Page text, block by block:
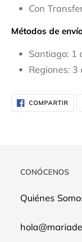
Con
Métodos de
Santiago: 1
Regiones:
COMPARTIR
EN
CONÓCENOS
Quiénes